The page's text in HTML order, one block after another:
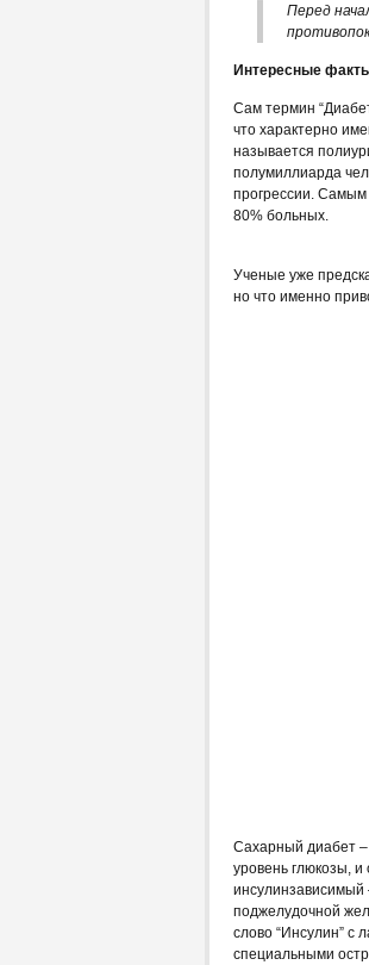
Перед
Интересные
Сам термин
что характерно
называется
полумиллиарда
прогрессии. Самым
80% больных.
Ученые уже
но что именно
Сахарный диабет –
уровень глюкозы,
инсулинзависимый
поджелудочной
слово “Инсулин” с
специальными